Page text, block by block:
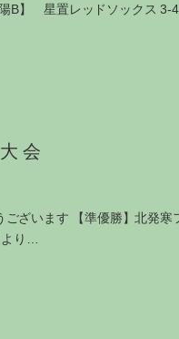
星置レッドソックス 3-
会
います 【準優勝】北発寒
り…